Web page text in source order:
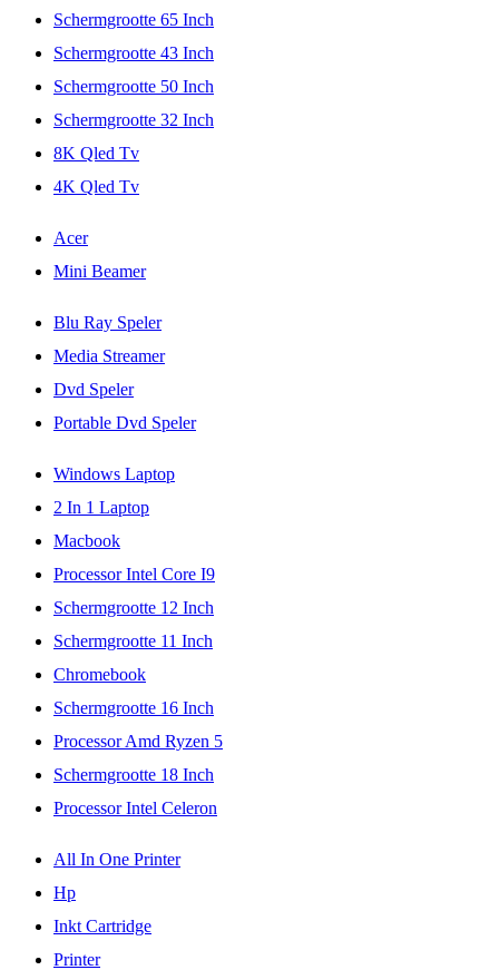
Schermgrootte 65 Inch
Schermgrootte 43 Inch
Schermgrootte 50 Inch
Schermgrootte 32 Inch
8K Qled Tv
4K Qled Tv
Acer
Mini Beamer
Blu Ray Speler
Media Streamer
Dvd Speler
Portable Dvd Speler
Windows Laptop
2 In 1 Laptop
Macbook
Processor Intel Core I9
Schermgrootte 12 Inch
Schermgrootte 11 Inch
Chromebook
Schermgrootte 16 Inch
Processor Amd Ryzen 5
Schermgrootte 18 Inch
Processor Intel Celeron
All In One Printer
Hp
Inkt Cartridge
Printer